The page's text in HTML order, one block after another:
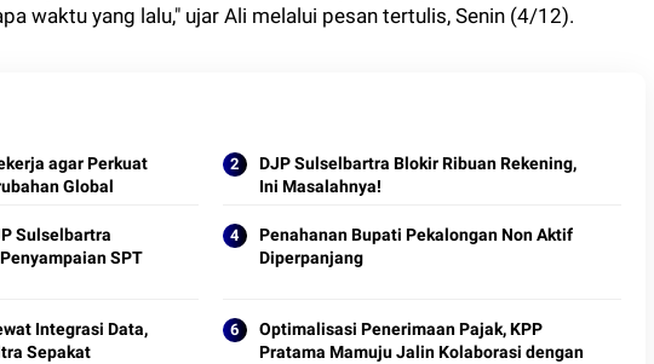
waktu yang lalu," ujar Ali melalui pesan tertulis, Senin (4/12).
agar Perkuat
Global
DJP Sulselbartra Blokir Ribuan Rekening,
Ini Masalahnya!
Sulselbartra
SPT
Penahanan Bupati Pekalongan Non Aktif
Diperpanjang
Integrasi Data,
Sepakat
Optimalisasi Penerimaan Pajak, KPP
Pratama Mamuju Jalin Kolaborasi dengan